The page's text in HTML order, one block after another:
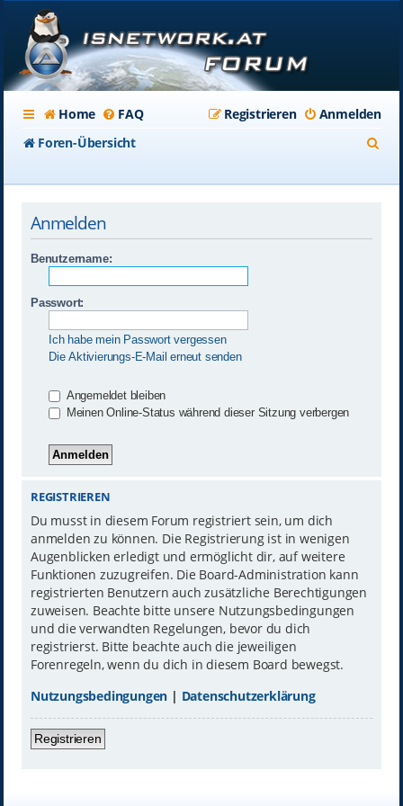
Home FAQ Anmelden
Registrieren
Foren-Übersicht
Anmelden
Benutzername:
Passwort:
Ich habe mein Passwort vergessen
Die Aktivierungs-E-Mail erneut senden
Angemeldet bleiben
Meinen Online-Status während dieser Sitzung verbergen
REGISTRIEREN
Du musst in diesem Forum registriert sein, um dich
anmelden zu können. Die Registrierung ist in wenigen
Augenblicken erledigt und ermöglicht dir, auf weitere
Funktionen zuzugreifen. Die Board-Administration kann
registrierten Benutzern auch zusätzliche Berechtigungen
zuweisen. Beachte bitte unsere Nutzungsbedingungen
und die verwandten Regelungen, bevor du dich
registrierst. Bitte beachte auch die jeweiligen
Forenregeln, wenn du dich in diesem Board bewegst.
Nutzungsbedingungen | Datenschutzerklärung
Registrieren